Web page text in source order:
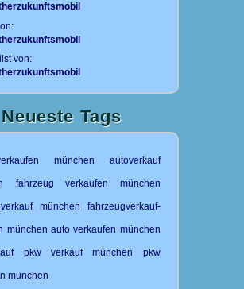
von:
Neueste Tags
münchen autoverkauf
fahrzeug verkaufen münchen
münchen fahrzeugverkauf-
münchen auto verkaufen münchen
pkw verkauf münchen pkw
münchen